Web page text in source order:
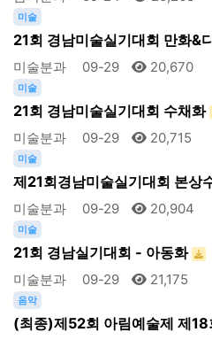
미술
21회 경남미술실기대회 만화&
미술분과 09-29 20,670
미술
21회 경남미술실기대회 수채화
미술분과 09-29 20,715
미술
제21회경남미술실기대회 본상
미술분과 09-29 20,904
미술
21회 경남실기대회 - 아동화
미술분과 09-29 21,175
음악
(최종)제52회 아림예술제 제18